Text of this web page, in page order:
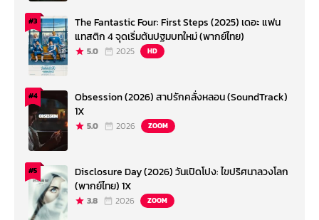
#3
The Fantastic Four: First Steps (2025) เดอะ แฟน
แทสติก 4 จุดเริ่มต้นปฐมบทใหม่ (พากย์ไทย)
5.0 2025 HD
#4
Obsession (2026) สาปรักคลั่งหลอน (SoundTrack)
1X
5.0 2026 ZOOM
#5
Disclosure Day (2026) วันเปิดโปง: ไขปริศนาลวงโลก
(พากย์ไทย) 1X
3.8 2026 ZOOM